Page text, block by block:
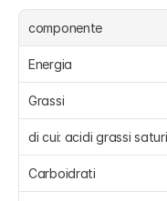
componente
Energia
Grassi
di cui: acidi grassi saturi
Carboidrati